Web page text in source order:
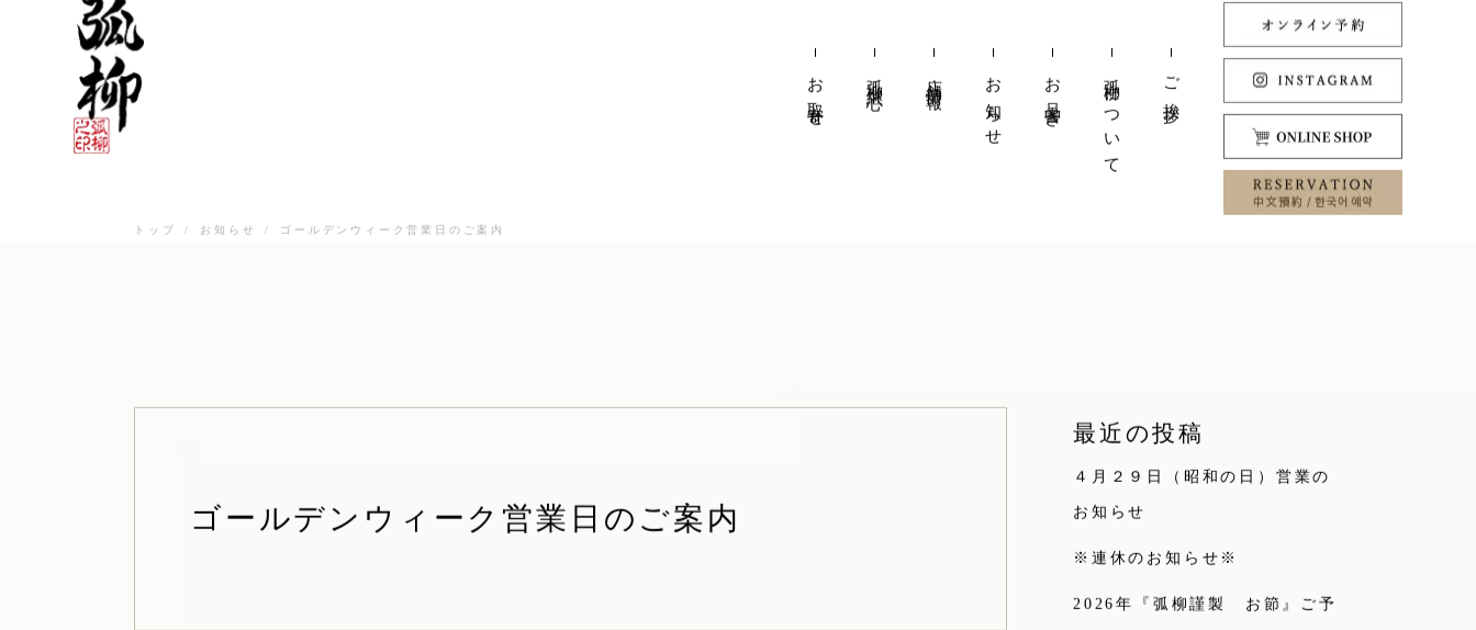
ご挨拶
弧柳について
お品書き
お知らせ
店舗情報
弧柳継心
お取寄せ
お取寄せ
トップ / お知らせ / ゴールデンウィーク営業日のご案内
ゴールデンウィーク営業日のご案内
最近の投稿
４月２９日（昭和の日）営業の
お知らせ
※連休のお知らせ※
2026年『弧柳謹製 お節』ご予